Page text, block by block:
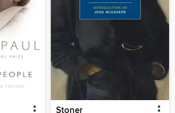
Stoner